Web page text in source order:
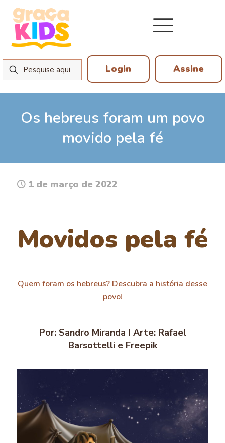
Login Assine
Os hebreus foram um povo
movido pela fé
1 de março de 2022
Movidos pela fé
Quem foram os hebreus? Descubra a história desse
povo!
Por: Sandro Miranda I Arte: Rafael
Barsottelli e Freepik